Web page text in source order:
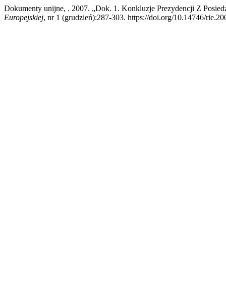
Dokumenty unijne, . 2007. „Dok. 1. Konkluzje Prezydencji Z
Europejskiej, nr 1 (grudzień):287-303. https://doi.org/10.14746/